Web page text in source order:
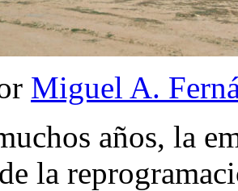
Miguel A.
años, la
la